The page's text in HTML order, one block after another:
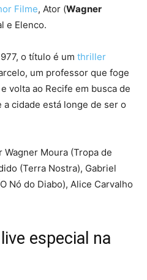
Filme, Ator (Wagner
e Elenco.
o título é um thriller
um professor que foge
volta ao Recife em busca de
cidade está longe de ser o
Moura (Tropa de
(Terra Nostra), Gabriel
Nó do Diabo), Alice Carvalho
especial na